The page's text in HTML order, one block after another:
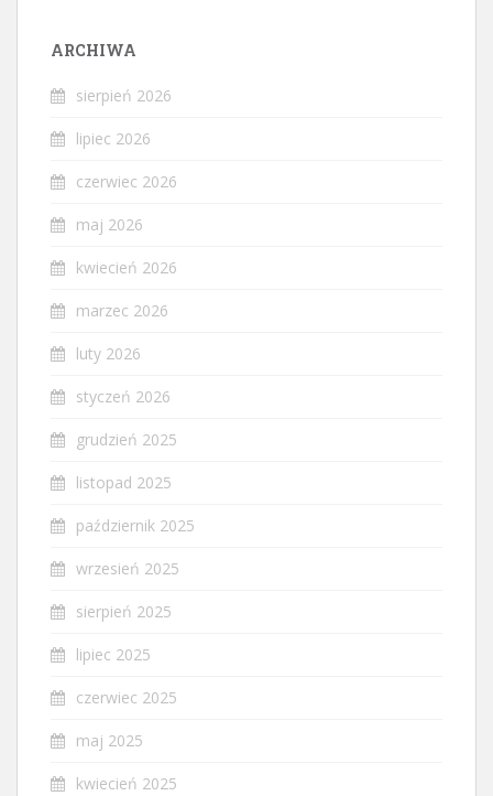
ARCHIWA
sierpień 2026
lipiec 2026
czerwiec 2026
maj 2026
kwiecień 2026
marzec 2026
luty 2026
styczeń 2026
grudzień 2025
listopad 2025
październik 2025
wrzesień 2025
sierpień 2025
lipiec 2025
czerwiec 2025
maj 2025
kwiecień 2025